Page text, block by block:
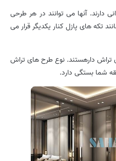
دارند. آنها می توانند در هر طرحی
تکه های پازل کنار یکدیگر قرار می
تراش دارهستند. نوع طرح های تراش
شما بستگی دارد.